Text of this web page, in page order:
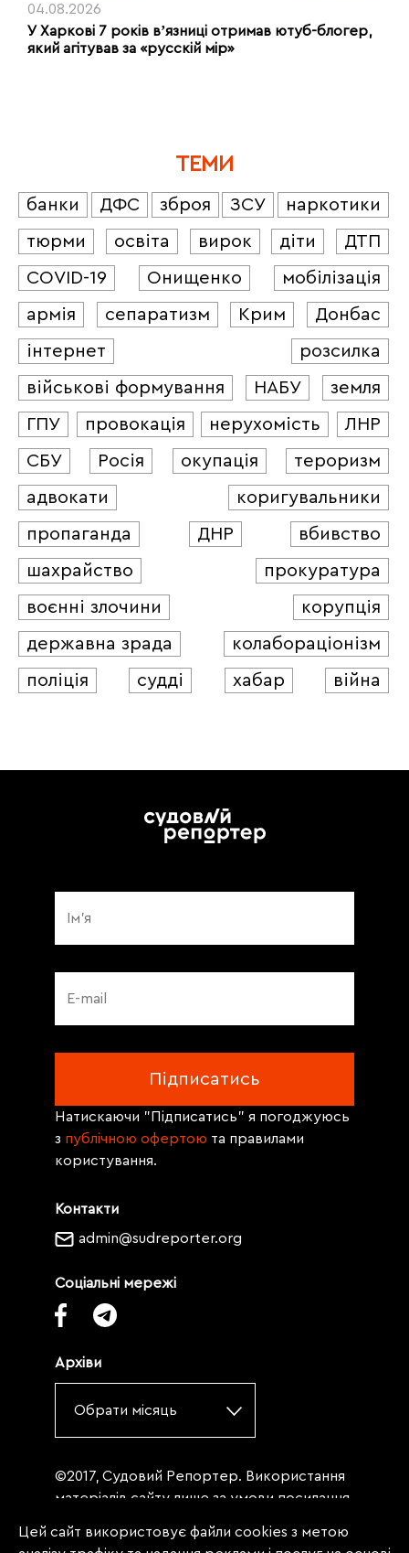
04.08.2026
У Харкові 7 років вʼязниці отримав ютуб-блогер,
який агітував за «русскій мір»
ТЕМИ
банки ДФС зброя ЗСУ
наркотики
тюрми
освіта вирок діти
ДТП
COVID-19
Онищенко
мобілізація
армія
сепаратизм Крим
Донбас
інтернет
розсилка
військові формування
НАБУ
земля
ГПУ
провокація нерухомість
ЛНР
СБУ
Росія окупація
тероризм
адвокати
коригувальники
пропаганда
ДНР
вбивство
шахрайство
прокуратура
воєнні злочини
корупція
державна зрада
колабораціонізм
поліція
судді хабар війна
Контакти
admin@sudreporter.org
Соціальні мережі
Архіви
Обрати місяць
Натискаючи "Підписатись" я погоджуюсь
з публічною офертою та правилами
користування.
©2017, Судовий Репортер. Використання
матеріалів сайту лише за умови посилання
«Судовий репортер» не нижче третього
Цей сайт використовує файли cookies з метою